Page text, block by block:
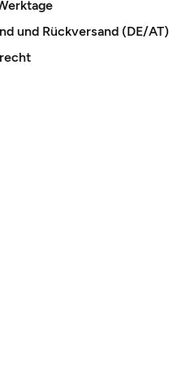
und Rückversand (DE/AT)